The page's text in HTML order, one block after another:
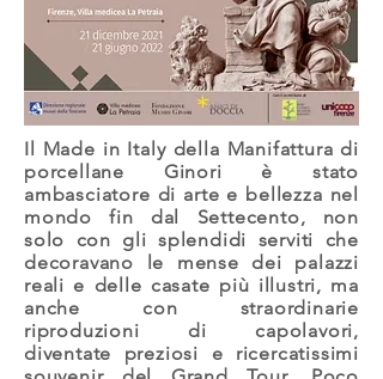
Il Made in Italy della Manifattura di
porcellane Ginori è stato
ambasciatore di arte e bellezza nel
mondo fin dal Settecento, non
solo con gli splendidi serviti che
decoravano le mense dei palazzi
reali e delle casate più illustri, ma
anche con straordinarie
riproduzioni di capolavori,
diventate preziosi e ricercatissimi